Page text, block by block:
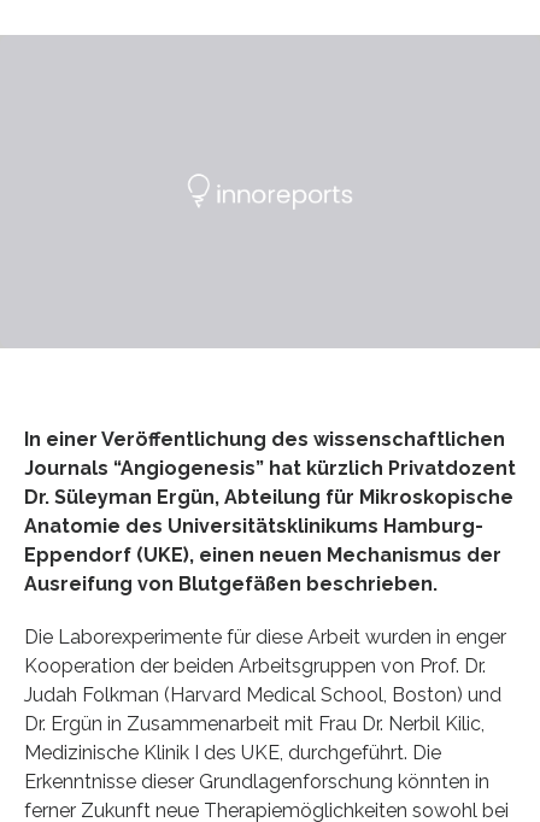
In einer Veröffentlichung des wissenschaftlichen
Journals “Angiogenesis” hat kürzlich Privatdozent
Dr. Süleyman Ergün, Abteilung für Mikroskopische
Anatomie des Universitätsklinikums Hamburg-
Eppendorf (UKE), einen neuen Mechanismus der
Ausreifung von Blutgefäßen beschrieben.
Die Laborexperimente für diese Arbeit wurden in enger
Kooperation der beiden Arbeitsgruppen von Prof. Dr.
Judah Folkman (Harvard Medical School, Boston) und
Dr. Ergün in Zusammenarbeit mit Frau Dr. Nerbil Kilic,
Medizinische Klinik I des UKE, durchgeführt. Die
Erkenntnisse dieser Grundlagenforschung könnten in
ferner Zukunft neue Therapiemöglichkeiten sowohl bei